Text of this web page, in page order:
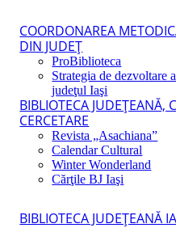
COORDONAREA
DIN JUDEŢ
ProBiblioteca
Strategia de dezvoltare
judeţul Iaşi
BIBLIOTECA JUDEŢEANĂ,
CERCETARE
Revista „Asachiana”
Calendar Cultural
Winter Wonderland
Cărţile BJ Iaşi
BIBLIOTECA JUDEŢEANĂ